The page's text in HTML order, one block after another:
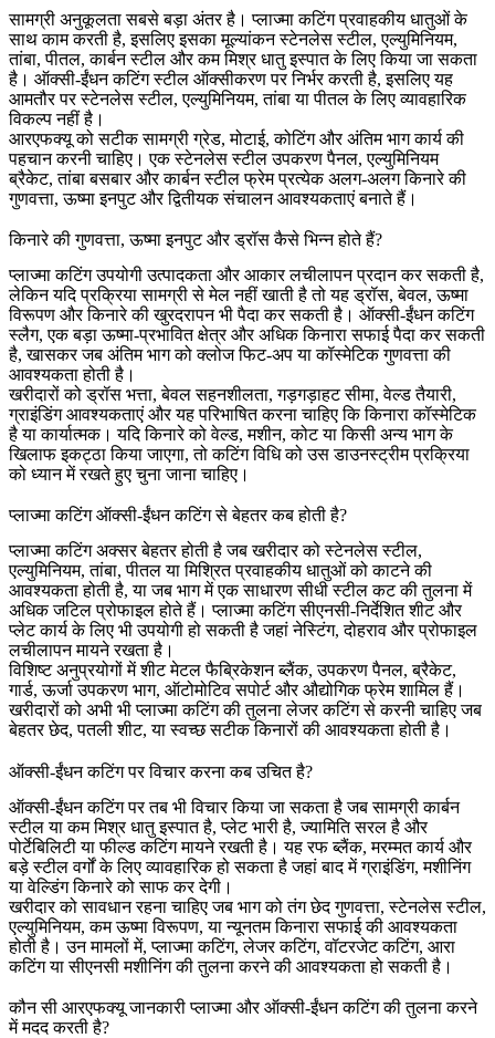
सामग्री अनुकूलता सबसे बड़ा अंतर है। प्लाज्मा कटिंग प्रवाहकीय धातुओं के
साथ काम करती है, इसलिए इसका मूल्यांकन स्टेनलेस स्टील, एल्युमिनियम,
तांबा, पीतल, कार्बन स्टील और कम मिश्र धातु इस्पात के लिए किया जा सकता
है। ऑक्सी-ईंधन कटिंग स्टील ऑक्सीकरण पर निर्भर करती है, इसलिए यह
आमतौर पर स्टेनलेस स्टील, एल्युमिनियम, तांबा या पीतल के लिए व्यावहारिक
विकल्प नहीं है।
आरएफक्यू को सटीक सामग्री ग्रेड, मोटाई, कोटिंग और अंतिम भाग कार्य की
पहचान करनी चाहिए। एक स्टेनलेस स्टील उपकरण पैनल, एल्युमिनियम
ब्रैकेट, तांबा बसबार और कार्बन स्टील फ्रेम प्रत्येक अलग-अलग किनारे की
गुणवत्ता, ऊष्मा इनपुट और द्वितीयक संचालन आवश्यकताएं बनाते हैं।
किनारे की गुणवत्ता, ऊष्मा इनपुट और ड्रॉस कैसे भिन्न होते हैं?
प्लाज्मा कटिंग उपयोगी उत्पादकता और आकार लचीलापन प्रदान कर सकती है,
लेकिन यदि प्रक्रिया सामग्री से मेल नहीं खाती है तो यह ड्रॉस, बेवल, ऊष्मा
विरूपण और किनारे की खुरदरापन भी पैदा कर सकती है। ऑक्सी-ईंधन कटिंग
स्लैग, एक बड़ा ऊष्मा-प्रभावित क्षेत्र और अधिक किनारा सफाई पैदा कर सकती
है, खासकर जब अंतिम भाग को क्लोज फिट-अप या कॉस्मेटिक गुणवत्ता की
आवश्यकता होती है।
खरीदारों को ड्रॉस भत्ता, बेवल सहनशीलता, गड़गड़ाहट सीमा, वेल्ड तैयारी,
ग्राइंडिंग आवश्यकताएं और यह परिभाषित करना चाहिए कि किनारा कॉस्मेटिक
है या कार्यात्मक। यदि किनारे को वेल्ड, मशीन, कोट या किसी अन्य भाग के
खिलाफ इकट्ठा किया जाएगा, तो कटिंग विधि को उस डाउनस्ट्रीम प्रक्रिया
को ध्यान में रखते हुए चुना जाना चाहिए।
प्लाज्मा कटिंग ऑक्सी-ईंधन कटिंग से बेहतर कब होती है?
प्लाज्मा कटिंग अक्सर बेहतर होती है जब खरीदार को स्टेनलेस स्टील,
एल्युमिनियम, तांबा, पीतल या मिश्रित प्रवाहकीय धातुओं को काटने की
आवश्यकता होती है, या जब भाग में एक साधारण सीधी स्टील कट की तुलना में
अधिक जटिल प्रोफाइल होते हैं। प्लाज्मा कटिंग सीएनसी-निर्देशित शीट और
प्लेट कार्य के लिए भी उपयोगी हो सकती है जहां नेस्टिंग, दोहराव और प्रोफाइल
लचीलापन मायने रखता है।
विशिष्ट अनुप्रयोगों मेंशीट मेटल फैब्रिकेशनब्लैंक, उपकरण पैनल, ब्रैकेट,
गार्ड, ऊर्जा उपकरण भाग, ऑटोमोटिव सपोर्ट और औद्योगिक फ्रेम शामिल हैं।
खरीदारों को अभी भी प्लाज्मा कटिंग की तुलनालेजर कटिंगसे करनी चाहिए जब
बेहतर छेद, पतली शीट, या स्वच्छ सटीक किनारों की आवश्यकता होती है।
ऑक्सी-ईंधन कटिंग पर विचार करना कब उचित है?
ऑक्सी-ईंधन कटिंग पर तब भी विचार किया जा सकता है जब सामग्री कार्बन
स्टील या कम मिश्र धातु इस्पात है, प्लेट भारी है, ज्यामिति सरल है और
पोर्टेबिलिटी या फील्ड कटिंग मायने रखती है। यह रफ ब्लैंक, मरम्मत कार्य और
बड़े स्टील वर्गों के लिए व्यावहारिक हो सकता है जहां बाद में ग्राइंडिंग, मशीनिंग
या वेल्डिंग किनारे को साफ कर देगी।
खरीदार को सावधान रहना चाहिए जब भाग को तंग छेद गुणवत्ता, स्टेनलेस स्टील,
एल्युमिनियम, कम ऊष्मा विरूपण, या न्यूनतम किनारा सफाई की आवश्यकता
होती है। उन मामलों में, प्लाज्मा कटिंग, लेजर कटिंग, वॉटरजेट कटिंग, आरा
कटिंग या सीएनसी मशीनिंग की तुलना करने की आवश्यकता हो सकती है।
कौन सी आरएफक्यू जानकारी प्लाज्मा और ऑक्सी-ईंधन कटिंग की तुलना करने
में मदद करती है?